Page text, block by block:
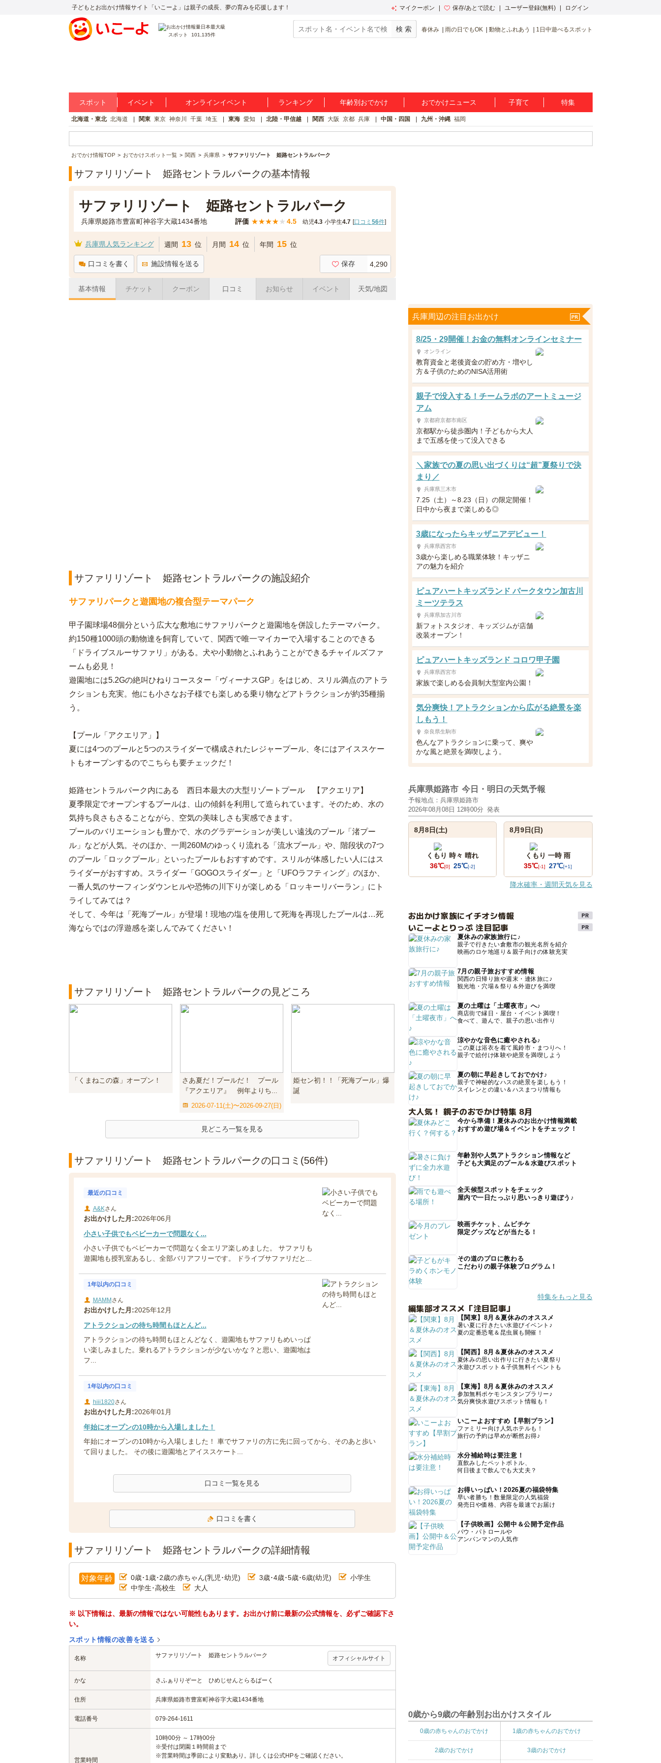
子どもとお出かけ情報サイト「いこーよ」は親子の成長、夢の育みを応援します！ マイクーポン 保存/あとで読む ユーザー登録(無料) ログイン
スポット 101,135件
春休み 雨の日でもOK 動物とふれあう 1日中遊べるスポット
スポット イベント オンラインイベント ランキング 年齢別おでかけ おでかけニュース 子育て 特集
北海道・東北 北海道 関東 東京 神奈川 千葉 埼玉 東海 愛知 北陸・甲信越 関西 大阪 京都 兵庫 中国・四国 九州・沖縄 福岡
おでかけ情報TOP おでかけスポット一覧 関西 兵庫県 サファリリゾート 姫路セントラルパーク
サファリリゾート 姫路セントラルパークの基本情報
サファリリゾート 姫路セントラルパーク
兵庫県姫路市豊富町神谷字大蔵1434番地 評価 ★★★★★ 4.5 幼児4.3 小学生4.7 [口コミ 56件]
兵庫県人気ランキング 週間 13 位 月間 14 位 年間 15 位
口コミを書く 施設情報を送る 保存 4,290
基本情報 チケット クーポン 口コミ お知らせ イベント 天気/地図
サファリリゾート 姫路セントラルパークの施設紹介
サファリパークと遊園地の複合型テーマパーク
甲子園球場48個分という広大な敷地にサファリパークと遊園地を併設したテーマパーク。
約150種1000頭の動物達を飼育していて、関西で唯一マイカーで入場することのできる
「ドライブスルーサファリ」がある。犬や小動物とふれあうことができるチャイルズファ
ームも必見！
遊園地には5.2Gの絶叫ひねりコースター「ヴィーナスGP」をはじめ、スリル満点のアトラ
クションも充実。他にも小さなお子様でも楽しめる乗り物などアトラクションが約35種揃
う。
【プール「アクエリア」】
夏には4つのプールと5つのスライダーで構成されたレジャープール、冬にはアイススケー
トもオープンするのでこちらも要チェックだ！
姫路セントラルパーク内にある 西日本最大の大型リゾートプール 【アクエリア】
夏季限定でオープンするプールは、山の傾斜を利用して造られています。そのため、水の
気持ち良さもさることながら、空気の美味しさも実感できます。
プールのバリエーションも豊かで、水のグラデーションが美しい遠浅のプール「渚プー
ル」などが人気。そのほか、一周260Mのゆっくり流れる「流水プール」や、階段状の7つ
のプール「ロックプール」といったプールもおすすめです。スリルが体感したい人にはス
ライダーがおすすめ。スライダー「GOGOスライダー」と「UFOラフティング」のほか、
一番人気のサーフィンダウンヒルや恐怖の川下りが楽しめる「ロッキーリバーラン」にト
ライしてみては？
そして、今年は「死海プール」が登場！現地の塩を使用して死海を再現したプールは…死
海ならではの浮遊感を楽しんでみてください！
サファリリゾート 姫路セントラルパークの見どころ
「くまねこの森」オープン！
さあ夏だ！プールだ！ プール
『アクエリア』 例年よりち...
2026-07-11(土)〜2026-09-27(日)
姫セン初！！「死海プール」爆
誕
見どころ一覧を見る
サファリリゾート 姫路セントラルパークの口コミ(56件)
最近の口コミ
A&Kさん
お出かけした月:2026年06月
小さい子供でもベビーカーで問題なく...
小さい子供でもベビーカーで問題なく全エリア楽しめました。 サファリも
遊園地も授乳室あるし、全部バリアフリーです。 ドライブサファリだと...
1年以内の口コミ
MAMM さん
お出かけした月:2025年12月
アトラクションの待ち時間もほとんど...
アトラクションの待ち時間もほとんどなく、遊園地もサファリもめいっぱ
い楽しみました。乗れるアトラクションが少ないかな？と思い、遊園地は
フ...
1年以内の口コミ
hiii1820さん
お出かけした月:2026年01月
年始にオープンの10時から入場しました！
年始にオープンの10時から入場しました！ 車でサファリの方に先に回ってから、そのあと歩い
て回りました。 その後に遊園地とアイススケート...
口コミ一覧を見る
口コミを書く
サファリリゾート 姫路セントラルパークの詳細情報
対象年齢 0歳･1歳･2歳の赤ちゃん(乳児･幼児) 3歳･4歳･5歳･6歳(幼児)
小学生
中学生･高校生
大人
※ 以下情報は、最新の情報ではない可能性もあります。お出かけ前に最新の公式情報を、必ずご確認下さ
い。
スポット情報の改善を送る
名称 サファリリゾート 姫路セントラルパーク オフィシャルサイト
かな さふぁりりぞーと ひめじせんとらるぱーく
住所 兵庫県姫路市豊富町神谷字大蔵1434番地
電話番号 079-264-1611
営業時間
10時00分 ～ 17時00分
※受付は閉園１時間前まで
※営業時間は季節により変動あり。詳しくは公式HPをご確認ください。
兵庫周辺の注目お出かけ
8/25・29開催！お金の無料オンラインセミナー
オンライン
教育資金と老後資金の貯め方・増やし
方＆子供のためのNISA活用術
親子で没入する！チームラボのアートミュージ
アム
京都府京都市南区
京都駅から徒歩圏内！子どもから大人
まで五感を使って没入できる
＼家族での夏の思い出づくりは“超”夏祭りで決
まり／
兵庫県三木市
7.25（土）～8.23（日）の限定開催！
日中から夜まで楽しめる◎
3歳になったらキッザニアデビュー！
兵庫県西宮市
3歳から楽しめる職業体験！キッザニ
アの魅力を紹介
ピュアハートキッズランド パークタウン加古川
ミーツテラス
兵庫県加古川市
新フォトスタジオ、キッズジムが店舗
改装オープン！
ピュアハートキッズランド コロワ甲子園
兵庫県西宮市
家族で楽しめる会員制大型室内公園！
気分爽快！アトラクションから広がる絶景を楽
しもう！
奈良県生駒市
色んなアトラクションに乗って、爽や
かな風と絶景を満喫しよう。
兵庫県姫路市 今日・明日の天気予報
予報地点：兵庫県姫路市
2026年08月08日 12時00分 発表
8月8日(土)
くもり 時々 晴れ
36℃[0] 25℃[-2]
8月9日(日)
くもり 一時 雨
35℃[-1] 27℃[+1]
降水確率・週間天気を見る
お出かけ家族にイチオシ情報
いこーよとりっぷ 注目記事
夏休みの家族旅行に♪
親子で行きたい倉敷市の観光名所を紹介
映画のロケ地巡り＆親子向けの体験充実
7月の親子旅おすすめ情報
関西の日帰り旅や週末・連休旅に♪
観光地・穴場＆祭り＆外遊びを満喫
夏の土曜は「土曜夜市」へ♪
商店街で縁日・屋台・イベント満喫！
食べて、遊んで、親子の思い出作り
涼やかな音色に癒やされる♪
この夏は浴衣を着て風鈴市・まつりへ！
親子で絵付け体験や絶景を満喫しよう
夏の朝に早起きしておでかけ♪
親子で神秘的なハスの絶景を楽しもう！
スイレンとの違い＆ハスまつり情報も
大人気！ 親子のおでかけ特集 8月
今から準備！夏休みのお出かけ情報満載
おすすめ遊び場＆イベントをチェック！
年齢別や人気アトラクション情報など
子ども大満足のプール＆水遊びスポット
全天候型スポットをチェック
屋内で一日たっぷり思いっきり遊ぼう♪
映画チケット、ムビチケ
限定グッズなどが当たる！
その道のプロに教わる
こだわりの親子体験プログラム！
特集をもっと見る
編集部オススメ「注目記事」
【関東】8月＆夏休みのオススメ
暑い夏に行きたい水遊びイベント♪
夏の定番恐竜＆昆虫展も開催！
【関西】8月＆夏休みのオススメ
夏休みの思い出作りに行きたい夏祭り
水遊びスポット＆子供無料イベントも
【東海】8月＆夏休みのオススメ
参加無料ポケモンスタンプラリー♪
気分爽快水遊びスポット情報も！
いこーよおすすめ【早割プラン】
ファミリー向け人気ホテルも！
旅行の予約は早めが断然お得♪
水分補給時は要注意！
直飲みしたペットボトル、
何日後まで飲んでも大丈夫？
お得いっぱい！2026夏の福袋特集
早い者勝ち！数量限定の人気福袋
発売日や価格、内容を最速でお届け
【子供映画】公開中＆公開予定作品
パウ・パトロールや
アンパンマンの人気作
0歳から9歳の年齢別お出かけスタイル
0歳の赤ちゃんのおでかけ 1歳の赤ちゃんのおでかけ
2歳のおでかけ 3歳のおでかけ